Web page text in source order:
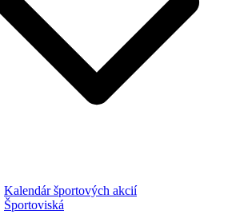
Kalendár športových akcií
Športoviská